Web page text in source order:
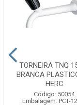
TORNEIRA TNQ
BRANCA
HERC
Código: 50054
Embalagem: PCT-